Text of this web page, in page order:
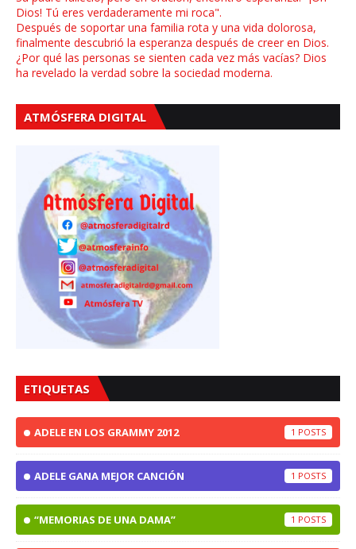
Dios! Tú eres verdaderamente mi roca".
Después de soportar una familia rota y una vida dolorosa,
finalmente descubrió la esperanza después de creer en Dios.
¿Por qué las personas se sienten cada vez más vacías? Dios
ha revelado la verdad sobre la sociedad moderna.
ATMÓSFERA DIGITAL
ETIQUETAS
ADELE EN LOS GRAMMY 2012 1
ADELE GANA MEJOR CANCIÓN 1
“MEMORIAS DE UNA DAMA” 1